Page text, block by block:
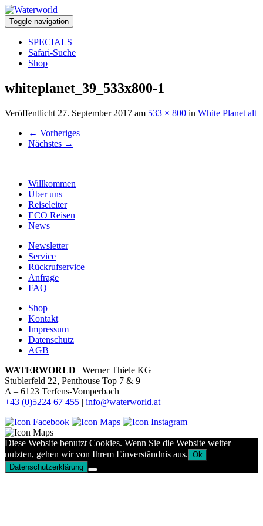
Toggle navigation
SPECIALS
Safari-Suche
Shop
whiteplanet_39_533x800-1
Veröffentlicht 27. September 2017 am 533 × 800 in White Planet alt
← Vorheriges
Nächstes →
Willkommen
Über uns
Reiseleiter
ECO Reisen
News
Newsletter
Service
Rückrufservice
Anfrage
FAQ
Shop
Kontakt
Impressum
Datenschutz
AGB
WATERWORLD | Werner Thiele KG
Stublerfeld 22, Penthouse Top 7 & 9
A – 6123 Terfens-Vomperbach
+43 (0)5224 67 455 | info@waterworld.at
Diese Website benutzt Cookies. Wenn Sie die Website weiter
nutzten, gehen wir von Ihrem Einverständnis aus. Ok
Datenschutzerklärung